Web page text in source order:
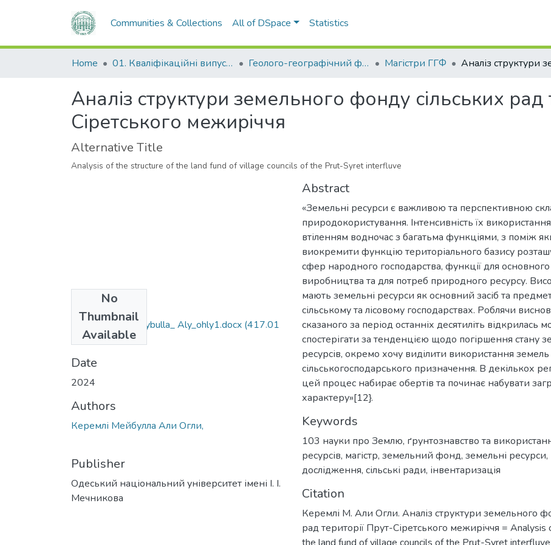
Communities & Collections All of DSpace Statistics
Home 01. Кваліфікаційні випускні роботи здобувачів вищої освіти Геолого-географічний факультет Магістри ГГФ
Аналіз структури земельного фонду сільських рад
Сіретського межиріччя
Alternative Title
Analysis of the structure of the land fund of village councils of the Prut-Syret interfluve
No
Thumbnail
Available
103_Keremli_Meybulla_ Aly_оhly1.docx (417.01
KB)
Date
2024
Authors
Керемлі Мейбулла Али Огли,
Publisher
Одеський національний університет імені І. І.
Мечникова
Abstract
«Земельні ресурси є важливою та перспективною
природокористування. Інтенсивність їх
втіленням водночас з багатьма функціями, з поміж
виокремити функцію територіального базису
сфер народного господарства, функції для основного
виробництва та для потреб природного ресурсу.
мають земельні ресурси як основний засіб та
сільському та лісовому господарствах. Роблячи
сказаного за період останніх десятиліть відкрилась
спостерігати за тенденцією щодо погіршення стану
ресурсів, окремо хочу виділити використання земель
сільськогосподарського призначення. В декількох
цей процес набирає обертів та починає набувати
характеру»[12}.
Keywords
103 науки про Землю, ґрунтознавство та
ресурсів, магістр, земельний фонд, земельні ресурси,
дослідження, сільські ради, інвентаризація
Citation
Керемлі М. Али Огли. Аналіз структури земельного
рад території Прут-Сіретського межиріччя =